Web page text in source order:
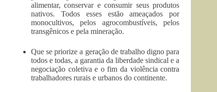
alimentar, conservar e consumir seus produtos
nativos. Todos esses estão ameaçados por
monocultivos, pelos agrocombustíveis, pelos
transgênicos e pela mineração.
Que se priorize a geração de trabalho digno para
todos e todas, a garantia da liberdade sindical e a
negociação coletiva e o fim da violência contra
trabalhadores rurais e urbanos do continente.